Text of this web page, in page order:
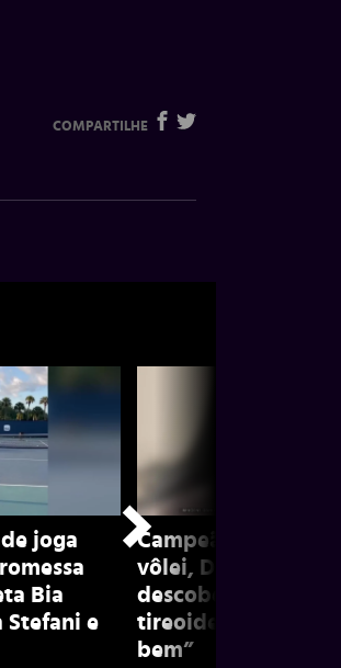
COMPARTILHE
joga
Bia
Stefani e
Campeã olímpica
vôlei, Dani Lins
descoberta de
tireoide e explica:
bem”